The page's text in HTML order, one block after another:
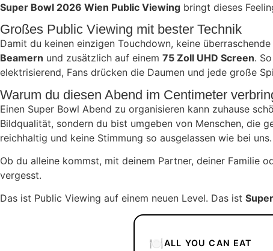
Super Bowl 2026 Wien Public Viewing bringt dieses
Großes Public Viewing mit bester Technik
Damit du keinen einzigen Touchdown, keine
Beamern und zusätzlich auf einem 75 Zoll UHD Screen.
elektrisierend, Fans drücken die Daumen und jede große
Warum du diesen Abend im Centimeter
Einen Super Bowl Abend zu organisieren kann zuhause
Bildqualität, sondern du bist umgeben von Menschen, die
reichhaltig und keine Stimmung so ausgelassen wie bei uns.
Ob du alleine kommst, mit deinem Partner, deiner Familie
vergesst.
Das ist Public Viewing auf einem neuen Level. Das ist
🍽️ALL YOU CAN EAT